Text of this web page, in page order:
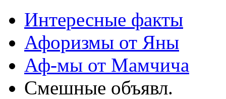
Интересные факты
Афоризмы от Яны
Аф-мы от Мамчича
Смешные объявл.